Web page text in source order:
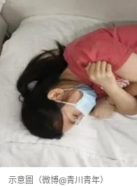
示意圖（微博@青川青年）